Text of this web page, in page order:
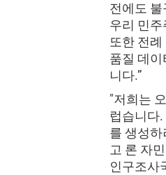
전에도
우리 민
또한 전
품질 데
니다.”
"저희는
럽습니다
를 생성
고 론 자
인구조사